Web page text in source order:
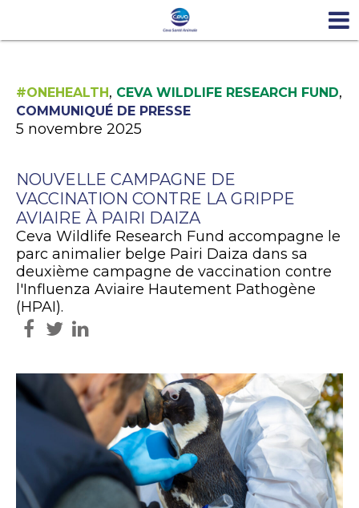
#ONEHEALTH, CEVA WILDLIFE RESEARCH FUND,
COMMUNIQUÉ DE PRESSE
5 novembre 2025
NOUVELLE CAMPAGNE DE
VACCINATION CONTRE LA GRIPPE
AVIAIRE À PAIRI DAIZA
Ceva Wildlife Research Fund accompagne le
parc animalier belge Pairi Daiza dans sa
deuxième campagne de vaccination contre
l'Influenza Aviaire Hautement Pathogène
(HPAI).